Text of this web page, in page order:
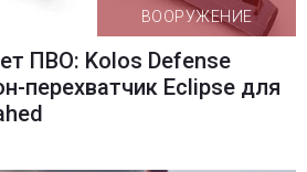
ВООРУЖЕНИЕ
ПВО: Kolos Defense
перехватчик Eclipse для